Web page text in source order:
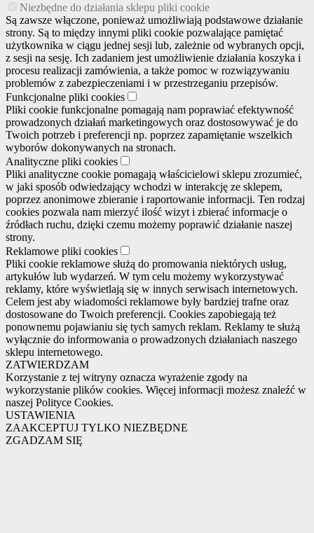
Niezbędne do działania sklepu pliki cookie
Są zawsze włączone, ponieważ umożliwiają podstawowe działanie
strony. Są to między innymi pliki cookie pozwalające pamiętać
użytkownika w ciągu jednej sesji lub, zależnie od wybranych opcji,
z sesji na sesję. Ich zadaniem jest umożliwienie działania koszyka i
procesu realizacji zamówienia, a także pomoc w rozwiązywaniu
problemów z zabezpieczeniami i w przestrzeganiu przepisów.
Funkcjonalne pliki cookies
Pliki cookie funkcjonalne pomagają nam poprawiać efektywność
prowadzonych działań marketingowych oraz dostosowywać je do
Twoich potrzeb i preferencji np. poprzez zapamiętanie wszelkich
wyborów dokonywanych na stronach.
Analityczne pliki cookies
Pliki analityczne cookie pomagają właścicielowi sklepu zrozumieć,
w jaki sposób odwiedzający wchodzi w interakcję ze sklepem,
poprzez anonimowe zbieranie i raportowanie informacji. Ten rodzaj
cookies pozwala nam mierzyć ilość wizyt i zbierać informacje o
źródłach ruchu, dzięki czemu możemy poprawić działanie naszej
strony.
Reklamowe pliki cookies
Pliki cookie reklamowe służą do promowania niektórych usług,
artykułów lub wydarzeń. W tym celu możemy wykorzystywać
reklamy, które wyświetlają się w innych serwisach internetowych.
Celem jest aby wiadomości reklamowe były bardziej trafne oraz
dostosowane do Twoich preferencji. Cookies zapobiegają też
ponownemu pojawianiu się tych samych reklam. Reklamy te służą
wyłącznie do informowania o prowadzonych działaniach naszego
sklepu internetowego.
ZATWIERDZAM
Korzystanie z tej witryny oznacza wyrażenie zgody na
wykorzystanie plików cookies. Więcej informacji możesz znaleźć w
naszej Polityce Cookies.
USTAWIENIA
ZAAKCEPTUJ TYLKO NIEZBĘDNE
ZGADZAM SIĘ